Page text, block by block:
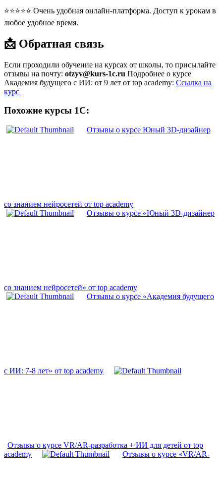
⭐⭐⭐⭐⭐ Очень удобная онлайн-платформа. Доступ к урокам в
любое удобное время.
📩 Обратная связь
Если проходили обучение на курсах от школы, то присылайте
отзывы на почту: otzyv@kurs-1c.ru Подробнее о курсе
Академия будущего с ИИ: от 9 лет от top academy: Ссылка на
курс
Похожие курсы 1С:
Отзывы о курсе Юный 3D-дизайнер
со знанием нейросетей от top academy
Отзывы о курсе «Юный 3D-дизайнер
со знанием нейросетей» от top academy
Отзывы о курсе «Академия будущего
с ИИ: 7-8 лет» от top academy
Отзывы о курсе VR/AR-разработка + ИИ для детей от top
academy
Отзывы о курсе «VR/AR-